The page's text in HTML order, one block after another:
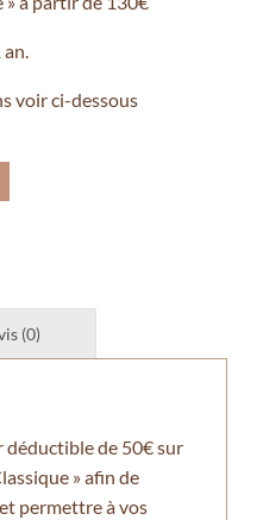
an.
voir ci-dessous
déductible de 50€ sur
» afin de
permettre à vos